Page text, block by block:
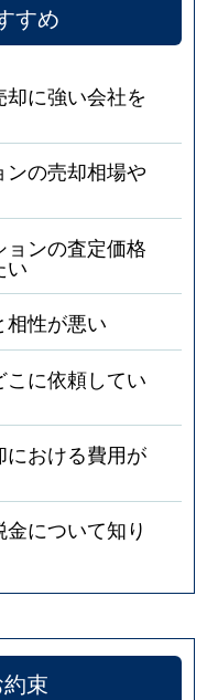
すめ
に強い会社を
の売却相場や
ンの査定価格
い
性が悪い
に依頼してい
おける費用が
について知り
束